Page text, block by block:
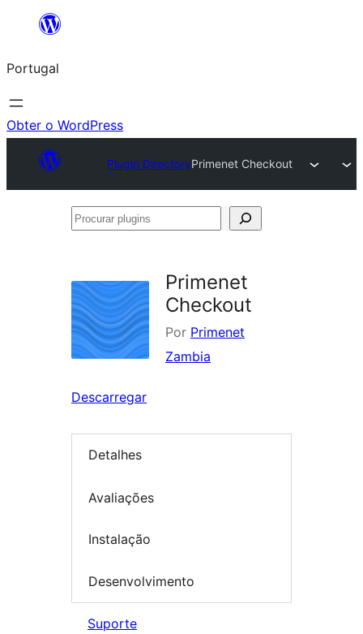
Saltar
o
conteúdo
Portugal
Obter o WordPress
Plugin DirectoryPrimenet Checkout
Procurar
Primenet
Checkout
Por Primenet
Zambia
Descarregar
Detalhes
Avaliações
Instalação
Desenvolvimento
Suporte